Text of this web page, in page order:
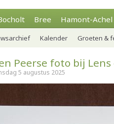
Bree Hamont-Achel
Kalender Groeten &
Peerse foto bij
5 augustus 2025